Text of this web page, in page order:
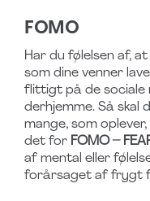
FOMO
Har du følelsen af,
som dine venner
flittigt på de sociale
derhjemme. Så skal
mange, som
det for FOMO –
af mental eller
forårsaget af frygt